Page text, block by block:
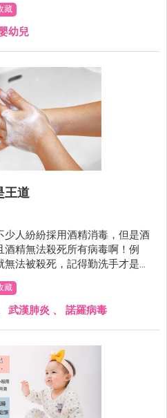
藏
幼兒
王道
人紛紛採用酒精消毒，但是酒
精無法殺死所有病毒啊！例
法被殺死，記得勤洗手才是王
藏
武漢肺炎 、 諾羅病毒